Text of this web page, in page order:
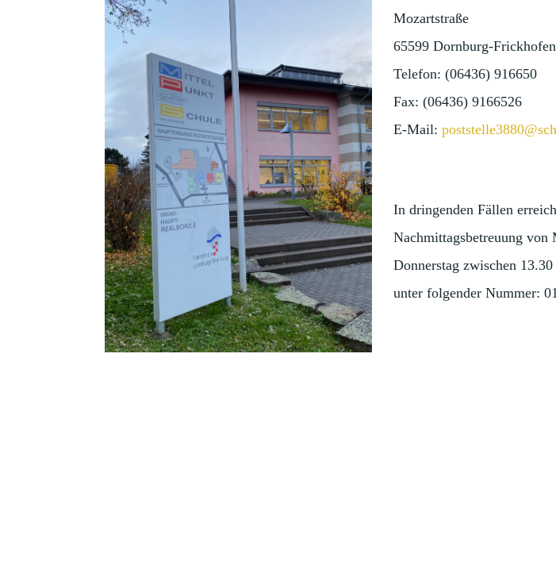
Mozartstraße
65599 Dornburg-Frickhofen
Telefon: (06436) 916650
Fax: (06436) 9166526
E-Mail:
In dringenden Fällen
Nachmittagsbetreuung von
Donnerstag zwischen
unter folgender Nummer: